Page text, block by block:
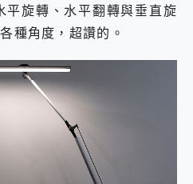
平旋轉、水平翻轉與垂直旋
種角度，超讚的。